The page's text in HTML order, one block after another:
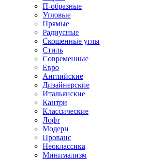
П-образные
Угловые
Прямые
Радиусные
Скошенные углы
Стиль
Современные
Евро
Английские
Дизайнерские
Итальянские
Кантри
Классические
Лофт
Модерн
Прованс
Неоклассика
Минимализм